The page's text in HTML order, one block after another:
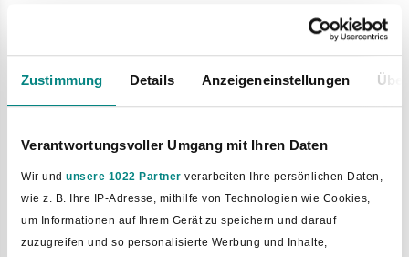
Zustimmung Details Anzeigeneinstellungen
Verantwortungsvoller Umgang mit Ihren Daten
Wir und unsere 1022 Partner verarbeiten Ihre persönlichen Daten,
wie z. B. Ihre IP-Adresse, mithilfe von Technologien wie Cookies,
um Informationen auf Ihrem Gerät zu speichern und darauf
zuzugreifen und so personalisierte Werbung und Inhalte,
Donnerstag, 19. März 2026 von 11-17 Uhr im
Rathaus der Gemeinde Hilter am Teutoburger
Sie müssen vorher einen Termin machen.
Rufen Sie an: 05424/2318-15 oder schreiben Sie eine E-Mail:
schulke@hilteratw.de
Weitere Beratungsangebote Zuhause und Online